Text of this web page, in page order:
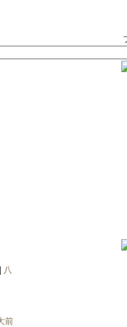
八
前